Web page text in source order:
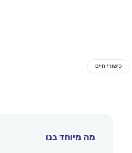
מה מיוחד בנו